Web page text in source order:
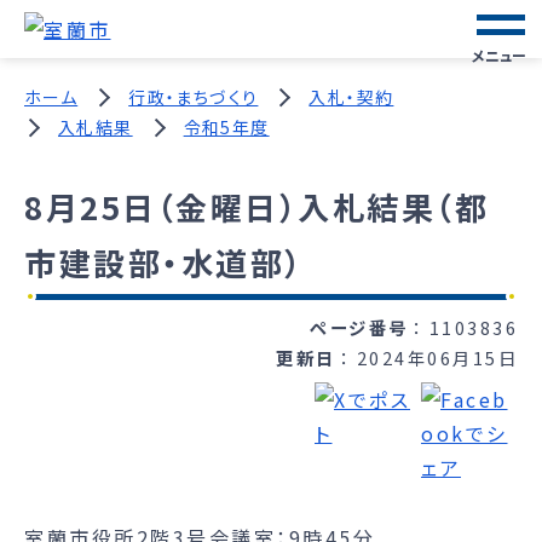
メニュー
ホーム 行政・まちづくり
入札・契約
入札結果
令和5年度
8月25日（金曜日）入札結果（都
市建設部・水道部）
ページ番号
1103836
更新日
2024年06月15日